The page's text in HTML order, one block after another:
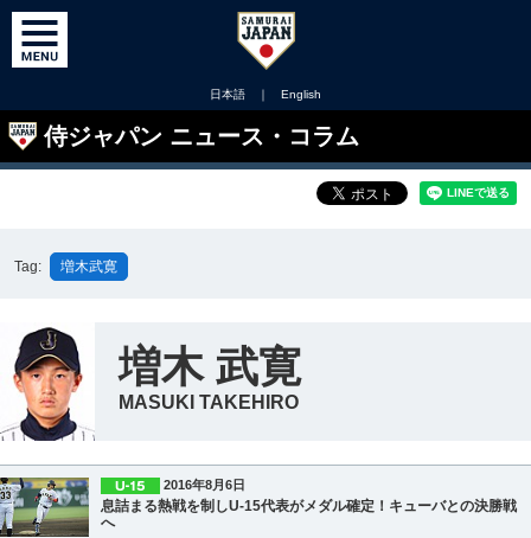
日本語 ｜ English
侍ジャパン ニュース・コラム
Tag: 増木武寛
増木 武寛
MASUKI TAKEHIRO
2016年8月6日
息詰まる熱戦を制しU-15代表がメダル確定！キューバとの決勝戦
へ